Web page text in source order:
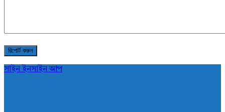
সাইন ইনসাইন আপ